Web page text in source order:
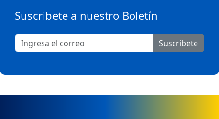
Suscribete a nuestro Boletín
Suscribete